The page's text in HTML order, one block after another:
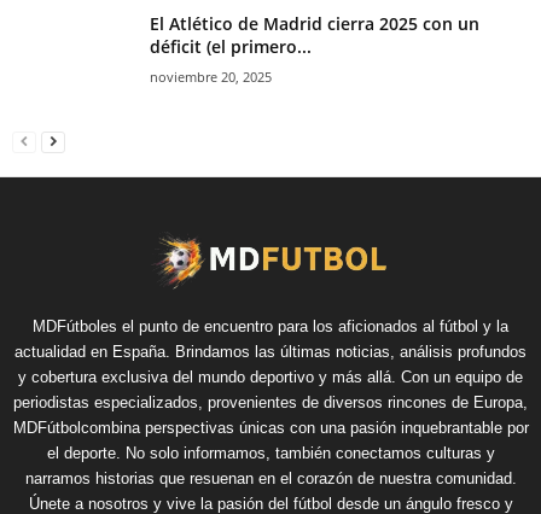
El Atlético de Madrid cierra 2025 con un
déficit (el primero...
noviembre 20, 2025
MDFútboles el punto de encuentro para los aficionados al fútbol y la
actualidad en España. Brindamos las últimas noticias, análisis profundos
y cobertura exclusiva del mundo deportivo y más allá. Con un equipo de
periodistas especializados, provenientes de diversos rincones de Europa,
MDFútbolcombina perspectivas únicas con una pasión inquebrantable por
el deporte. No solo informamos, también conectamos culturas y
narramos historias que resuenan en el corazón de nuestra comunidad.
Únete a nosotros y vive la pasión del fútbol desde un ángulo fresco y